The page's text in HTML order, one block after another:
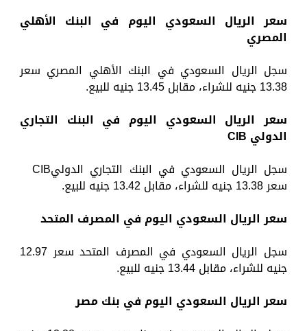
سعر الريال السعودي اليوم في البنك الأهلي
المصري
سجل الريال السعودي في البنك الأهلي المصري سعر
13.38 جنيه للشراء، مقابل 13.45 جنيه للبيع.
سعر الريال السعودي اليوم في البنك التجاري
الدولي
سجل الريال السعودي في البنك التجاري الدوليCIB
سعر 13.38 جنيه للشراء، مقابل 13.42 جنيه للبيع.
سعر الريال السعودي اليوم في المصرف المتحد
سجل الريال السعودي في المصرف المتحد سعر 12.97
جنيه للشراء، مقابل 13.44 جنيه للبيع.
سعر الريال السعودي اليوم في بنك مصر